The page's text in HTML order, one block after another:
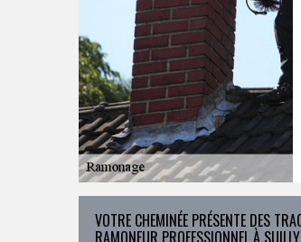
VOTRE CHEMINÉE PRÉSENTE DES
RAMONEUR PROFESSIONNEL À